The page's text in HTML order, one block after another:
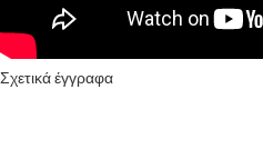
Σχετικά έγγραφα